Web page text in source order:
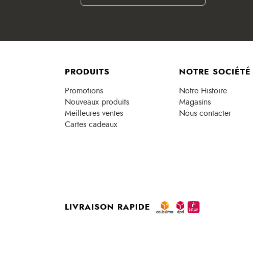
PRODUITS
Promotions
Nouveaux produits
Meilleures ventes
Cartes cadeaux
NOTRE SOCIÉTÉ
Notre Histoire
Magasins
Nous contacter
LIVRAISON RAPIDE